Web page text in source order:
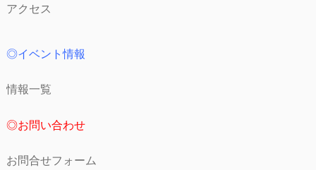
アクセス
◎イベント情報
情報一覧
◎お問い合わせ
お問合せフォーム